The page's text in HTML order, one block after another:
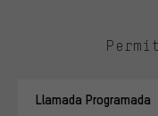
Llamada Programada
ti. Las cookies de